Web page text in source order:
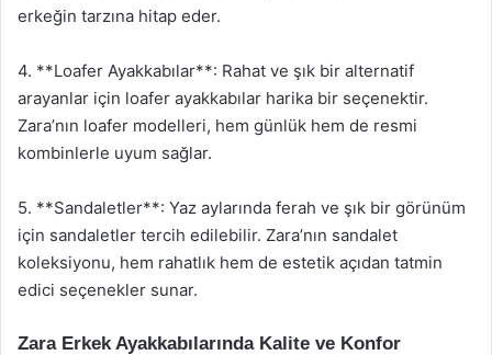
erkeğin tarzına hitap eder.
4. **Loafer Ayakkabılar**: Rahat ve şık bir alternatif
arayanlar için loafer ayakkabılar harika bir seçenektir.
Zara’nın loafer modelleri, hem günlük hem de resmi
kombinlerle uyum sağlar.
5. **Sandaletler**: Yaz aylarında ferah ve şık bir görünüm
için sandaletler tercih edilebilir. Zara’nın sandalet
koleksiyonu, hem rahatlık hem de estetik açıdan tatmin
edici seçenekler sunar.
Zara Erkek Ayakkabılarında Kalite ve Konfor